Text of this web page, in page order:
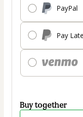
PayPal
Pay
Buy together